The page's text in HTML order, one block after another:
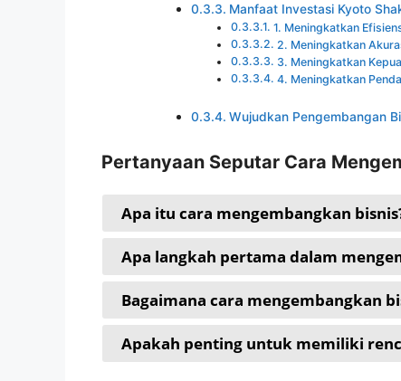
Manfaat Investasi Kyoto
1. Meningkatkan
2. Meningkatkan
3. Meningkatkan
4. Meningkatkan
Wujudkan Pengembangan
Pertanyaan Seputar Cara
Apa itu cara mengembangkan
Apa langkah pertama dalam
Bagaimana cara mengembangkan
Apakah penting untuk memiliki